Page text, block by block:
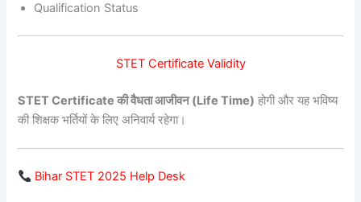
Qualification Status
STET Certificate Validity
STET Certificate की वैधता आजीवन (Life Time) होगी और यह भविष्य
की शिक्षक भर्तियों के लिए अनिवार्य रहेगा।
Bihar STET 2025 Help Desk